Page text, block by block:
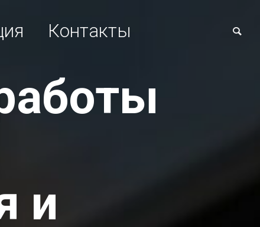
Контакты
и